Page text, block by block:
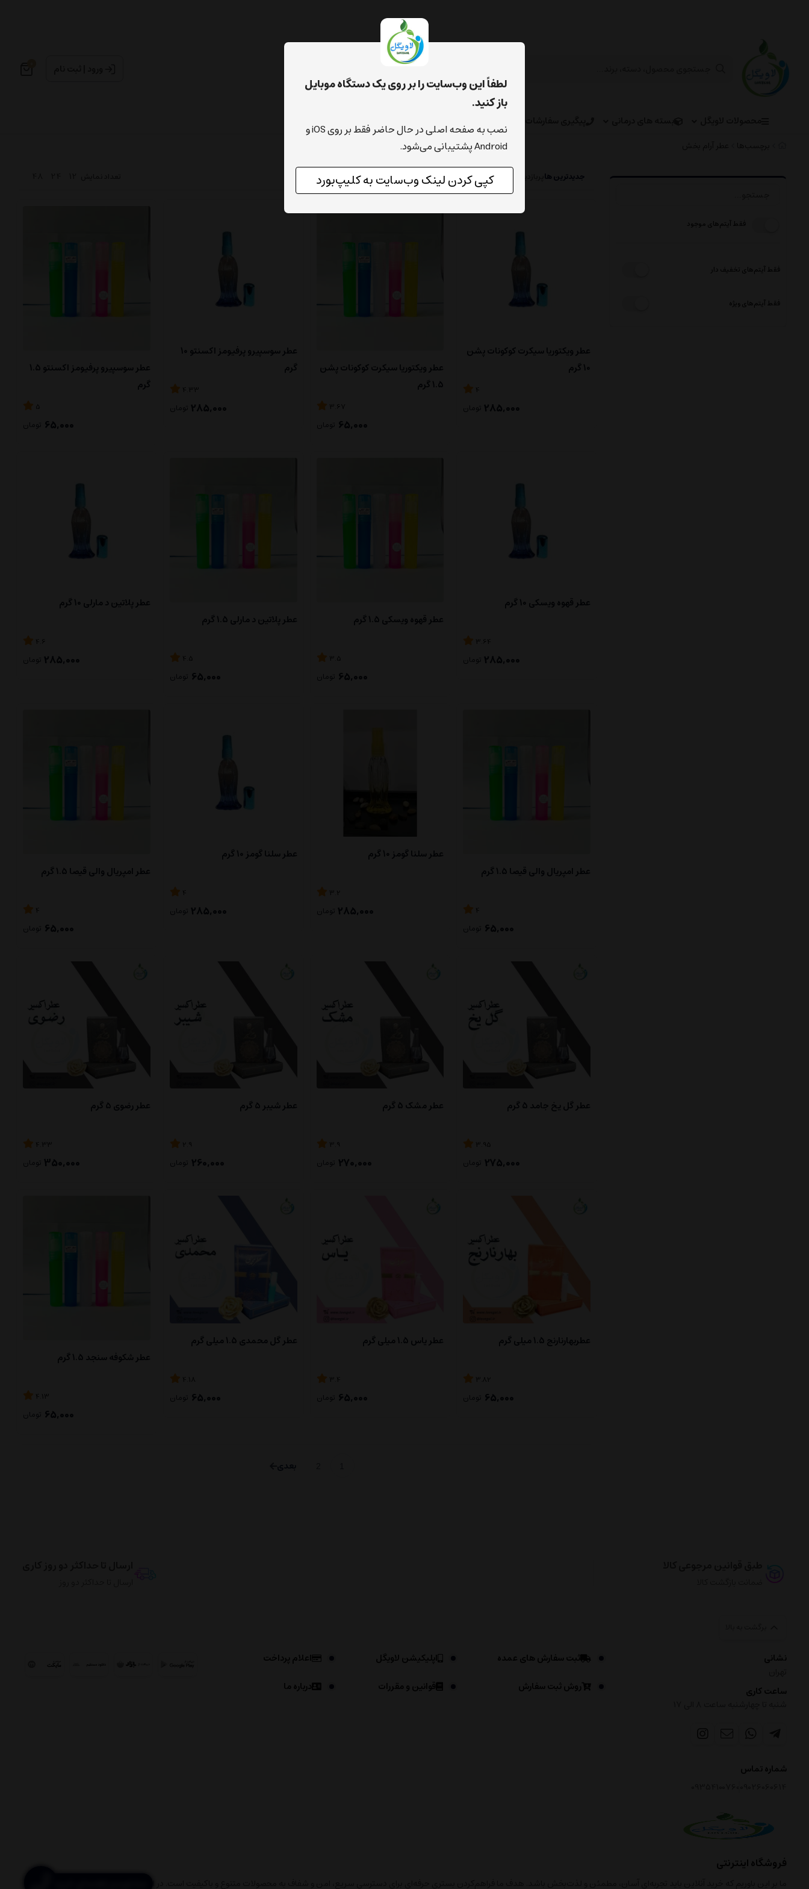
فقط آیتم‌های موجود
فقط آیتم‌های تخفیف دار
فقط آیتم‌های ویژه
جدیدترین ها محبوب‌‌ترین پرفروش‌ترینارزان‌ترینگران‌ترین
عطر ویکتوریا سیکرت کوکونات پشن
10 گرم
285,000 تومان
عطر ویکتوریا سیکرت کوکونات پشن
1.5 گرم
3.67
65,000 تومان
عطر سوسپیرو پرفیومز اکسنتو 10
گرم
4.33
285,000 تومان
عطر سوسپیرو پرفیومز اکسنتو 1.5
گرم
5
65,000 تومان
عطر قهوه ویسکی 10 گرم
3.64
285,000 تومان
عطر قهوه ویسکی 1.5 گرم
3.5
65,000 تومان
عطر پلاتین د مارلی 1.5 گرم
4.5
65,000 تومان
عطر پلاتین د مارلی 10 گرم
285,000 تومان
عطر امپریال والی قیصا 1.5 گرم
65,000 تومان
عطر سلنا گومز 10 گرم
3.2
285,000 تومان
عطر سلنا گومز 10 گرم
285,000 تومان
عطر امپریال والی قیصا 1.5 گرم
65,000 تومان
عطر گل یخ جامد 5 گرم
3.95
275,000 تومان
عطر مشک 5 گرم
3.9
270,000 تومان
عطر شیبر ۵ گرم
2.9
260,000 تومان
عطر رضوی ۵ گرم
4.33
350,000 تومان
عطربهارنارنج 1.5 میلی گرم
3.82
65,000 تومان
عطر یاس 1.5 میلی گرم
3.4
65,000 تومان
عطر گل محمدی 1.5 میلی گرم
65,000 تومان
عطر شکوفه سنجد 1.5 گرم
4.13
65,000 تومان
نشانی
ساعت کاری
شماره تماس
ثبت سفارش های عمده اپلیکیشن لاویگل
اعلام پرداخت
روش ثبت سفارش
قوانین و مقررات درباره ما
فروشگاه اینترنتی
لطفاً این وب‌سایت را بر روی یک دستگاه موبایل
باز کنید.
نصب به صفحه اصلی در حال حاضر فقط بر روی iOS و
Android پشتیبانی می‌شود.
کپی کردن لینک وب‌سایت به کلیپ‌بورد